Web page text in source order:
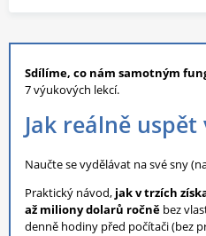
Sdílíme, co nám samotným
7 výukových lekcí.
Jak reálně
Naučte se vydělávat na své sny
Praktický návod, jak v trzích
až miliony dolarů ročně bez
denně hodiny před počítači (bez